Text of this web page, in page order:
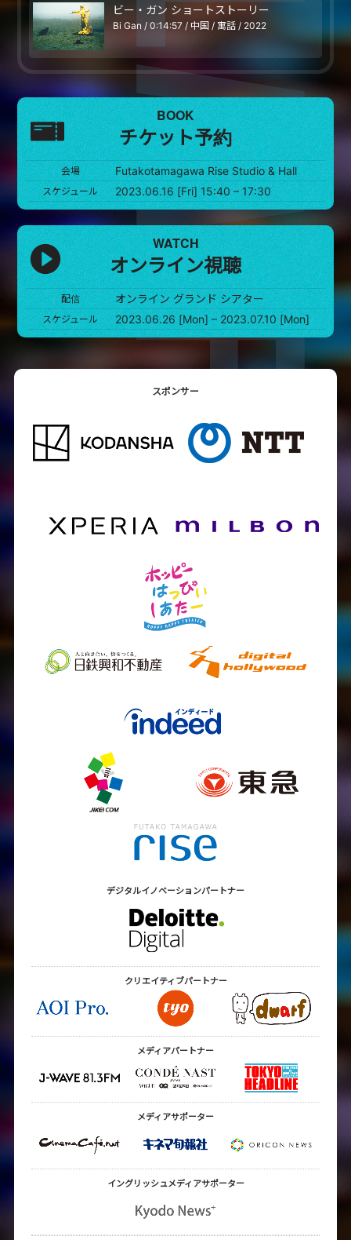
ビー・ガン ショートストーリー
Bi Gan / 0:14:57 / 中国 / 寓話 / 2022
BOOK
チケット予約
会場 Futakotamagawa Rise Studio & Hall
スケジュール 2023.06.16 [Fri] 15:40 – 17:30
WATCH
オンライン視聴
配信 オンライン グランド シアター
スケジュール 2023.06.26 [Mon] – 2023.07.10 [Mon]
スポンサー
デジタルイノベーションパートナー
クリエイティブパートナー
メディアパートナー
メディアサポーター
イングリッシュメディアサポーター